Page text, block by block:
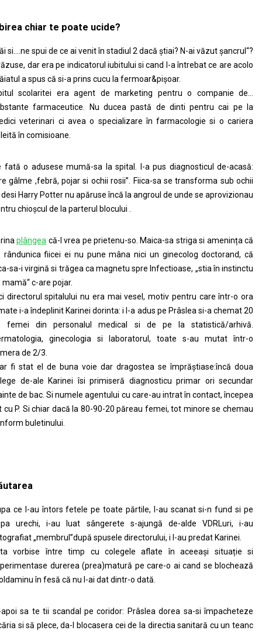
chiar te poate ucide?
si….ne spui de ce ai venit în stadiul 2 dacă știai? N-ai văzut șancrul“?
dar era pe indicatorul iubitului si cand l-a întrebat ce are acolo
a spus că si-a prins cucu la fermoar&pișoar.
scolaritei era agent de marketing pentru o companie de…
farmaceutice. Nu ducea pastă de dinti pentru cai pe la
veterinari ci avea o specializare în farmacologie si o cariera
în comisioane.
fată o adusese mumă-sa la spital. I-a pus diagnosticul de-acasă:
gâlme ,febră, pojar si ochii rosii”. Fiica-sa se transforma sub ochii
desi Harry Potter nu apăruse încă la angroul de unde se aprovizionau
chioșcul de la parterul blocului .
plângea că-l vrea pe prietenu-so. Maica-sa striga si amenința că
rândunica fiicei ei nu pune mâna nici un ginecolog doctorand, că
sa-i virgină si trăgea ca magnetu spre Infectioase, „stia în instinctu
mamă“ c-are pojar.
directorul spitalului nu era mai vesel, motiv pentru care într-o ora
i-a îndeplinit Karinei dorinta: i l-a adus pe Prâslea si-a chemat 20
femei din personalul medical si de pe la statistică/arhivă.
ginecologia si laboratorul, toate s-au mutat într-o
de 2/3.
fi stat el de buna voie dar dragostea se împrăștiase:încă doua
de-ale Karinei îsi primiseră diagnosticu primar ori secundar
de bac. Si numele agentului cu care-au intrat în contact, începea
cu P. Si chiar dacă la 80-90-20 păreau femei, tot minore se chemau
buletinului.
ce l-au întors fetele pe toate părtile, l-au scanat si-n fund si pe
urechi, i-au luat sângerete s-ajungă de-alde VDRLuri, i-au
„membrul”după spusele directorului, i l-au predat Karinei.
vorbise între timp cu colegele aflate în aceeași situație si
durerea (prea)matură pe care-o ai cand se blochează
în fesă că nu l-ai dat dintr-o dată.
apoi sa te tii scandal pe coridor: Prâslea dorea sa-si împacheteze
si să plece, da-l blocasera cei de la directia sanitară cu un teanc